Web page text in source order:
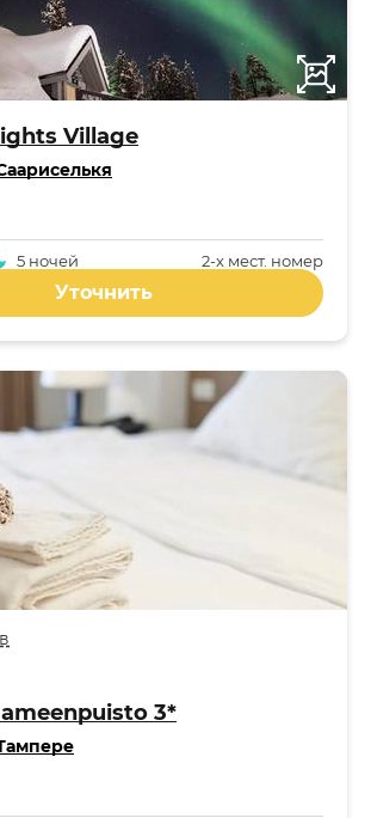
Village
2-x мест. номер
5 ночей
Уточнить
3*